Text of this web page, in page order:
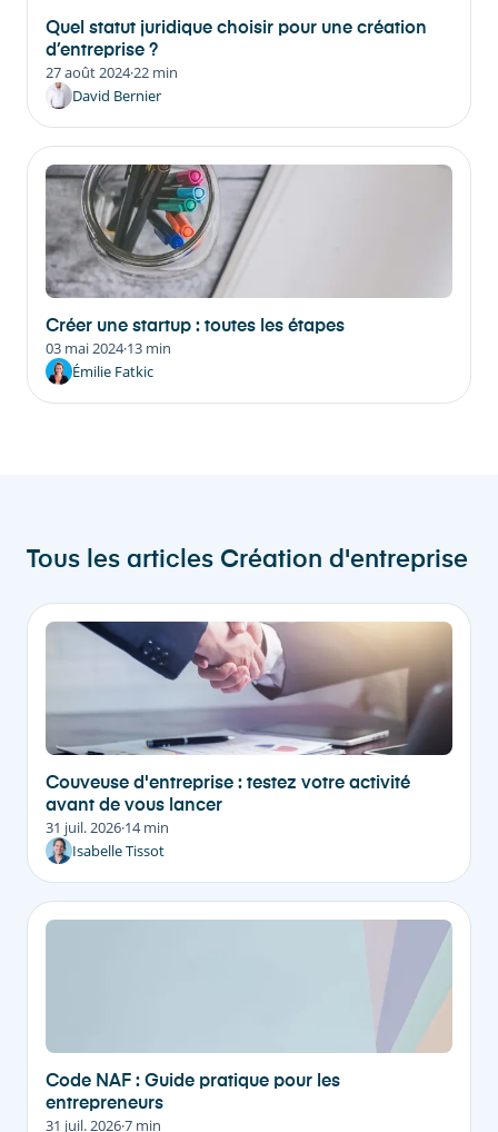
Quel statut juridique choisir pour une création
d’entreprise ?
27 août 2024·22 min
David Bernier
Créer une startup : toutes les étapes
03 mai 2024·13 min
Émilie Fatkic
Tous les articles Création d'entreprise
Couveuse d'entreprise : testez votre activité
avant de vous lancer
31 juil. 2026·14 min
Isabelle Tissot
Code NAF : Guide pratique pour les
entrepreneurs
31 juil. 2026·7 min